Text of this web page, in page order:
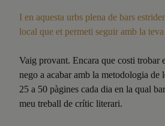
I en aquesta urbs plena de bars
local que et permeti seguir amb la
Vaig provant. Encara que costi trobar
nego a acabar amb la metodologia de
25 a 50 pàgines cada dia en la qual
meu treball de crític literari.